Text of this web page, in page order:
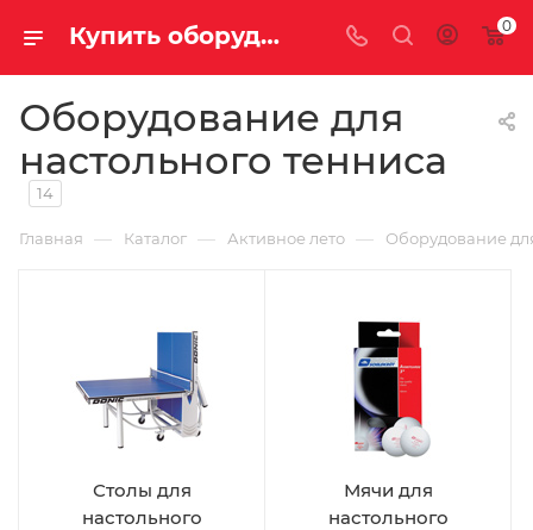
Купить оборудование для настольного тенниса в Саратове и Энгельсе 0
Оборудование для
настольного тенниса
14
Главная — Каталог — Активное лето — Оборудование
Столы для
настольного
Мячи для
настольного